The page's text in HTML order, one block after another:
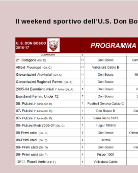
Il weekend sportivo dell’U.S. Don